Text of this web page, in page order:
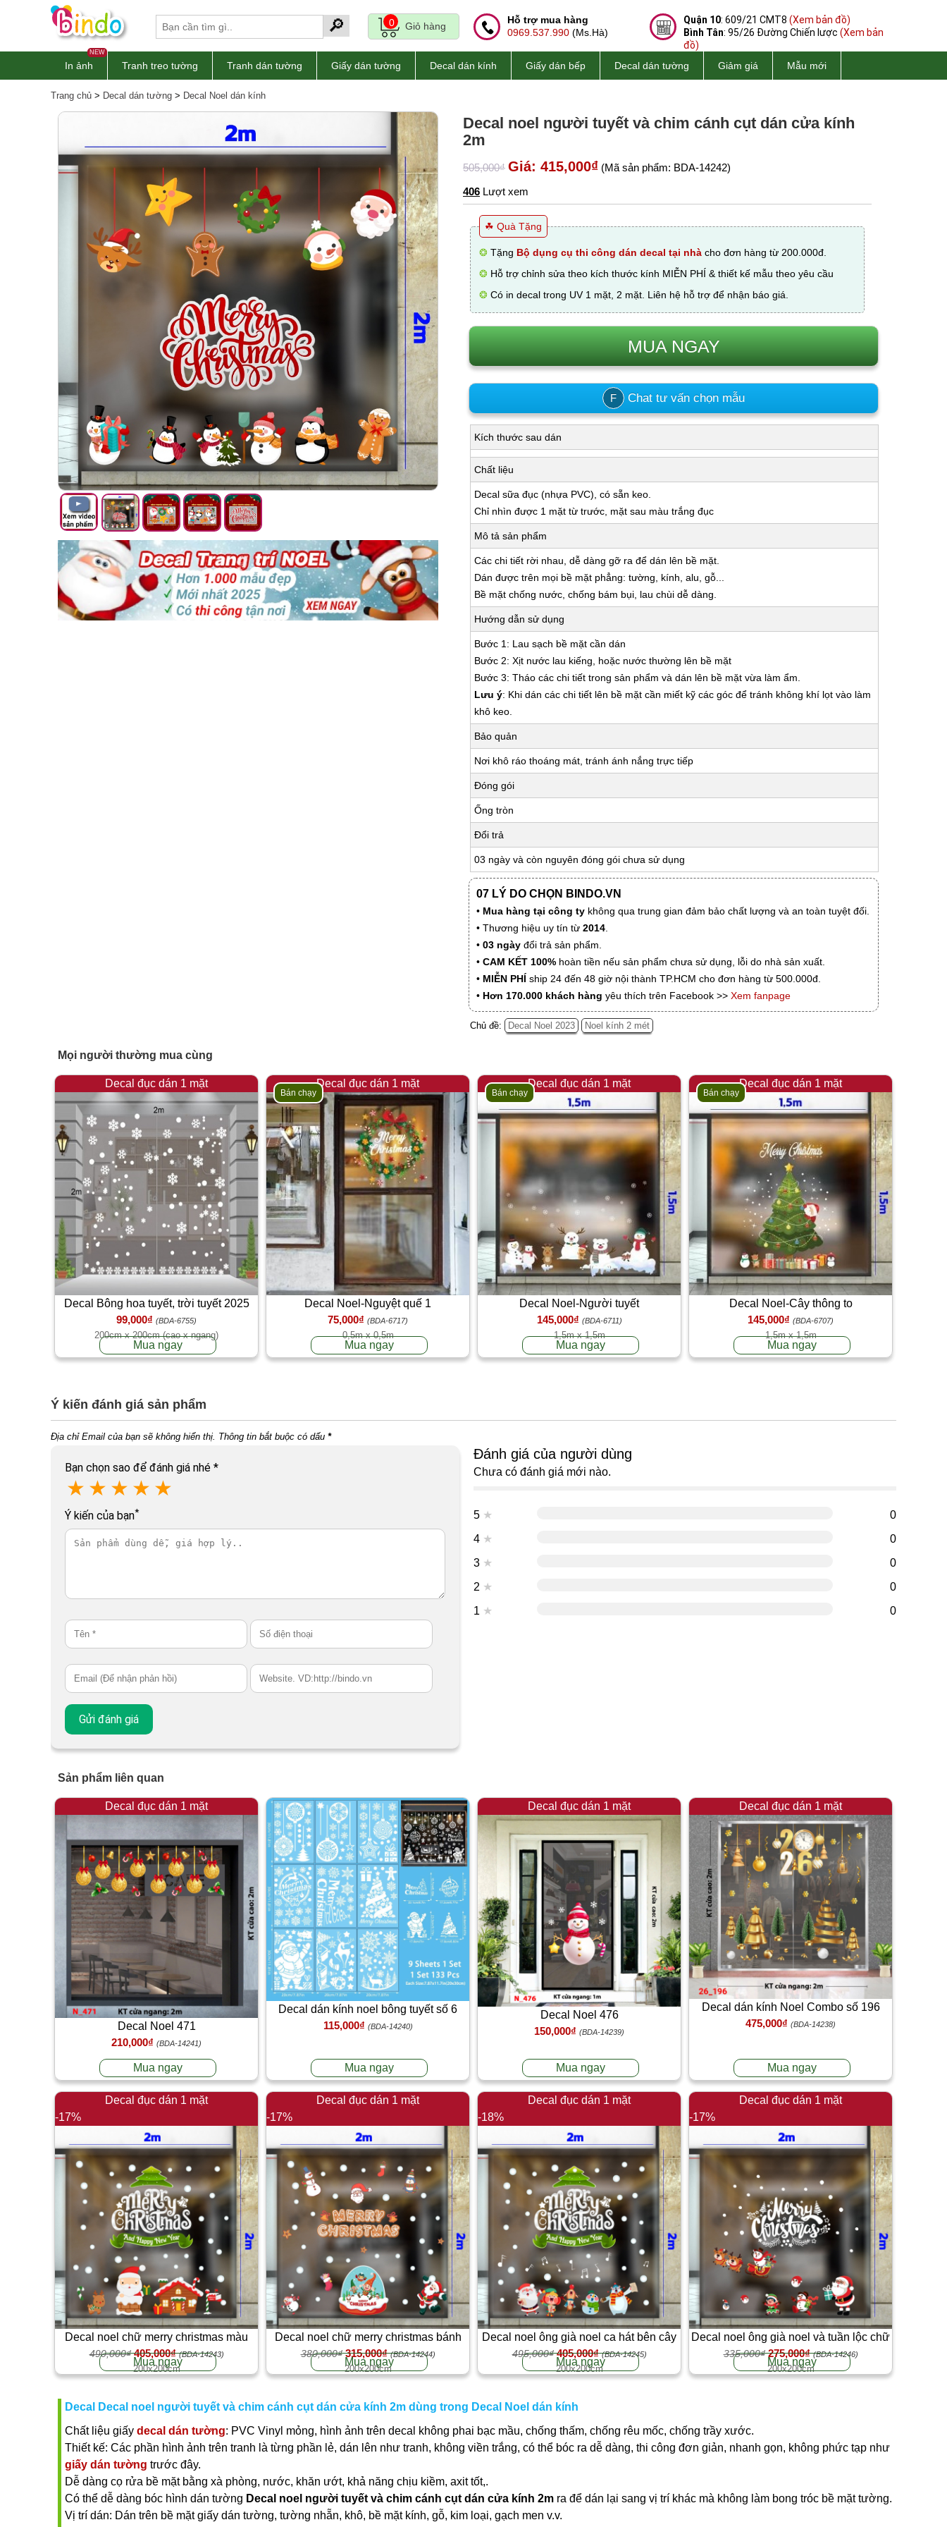
🔎 0 Giỏ hàng
Hỗ trợ mua hàng
0969.537.990 (Ms.Hà)
Quận 10: 609/21 CMT8 (Xem bản đồ)
Bình Tân: 95/26 Đường Chiến lược (Xem bản
đồ)
NEW
In ảnh Tranh treo tường Tranh dán tường Giấy dán tường Decal dán kính Giấy dán bếp Decal dán tường Giảm giá Mẫu mới
Trang chủ > Decal dán tường > Decal Noel dán kính
Decal noel người tuyết và chim cánh cụt dán cửa kính
2m
505,000₫ Giá: 415,000₫ (Mã sản phẩm: BDA-14242)
406 Lượt xem
☘ Quà Tặng
❂ Tặng Bộ dụng cụ thi công dán decal tại nhà cho đơn hàng từ 200.000đ.
❂ Hỗ trợ chỉnh sửa theo kích thước kính MIỄN PHÍ & thiết kế mẫu theo yêu cầu
❂ Có in decal trong UV 1 mặt, 2 mặt. Liên hệ hỗ trợ để nhận báo giá.
MUA NGAY
F Chat tư vấn chọn mẫu
Kích thước sau dán
Chất liệu
Decal sữa đục (nhựa PVC), có sẵn keo.
Chỉ nhìn được 1 mặt từ trước, mặt sau màu trắng đục
Mô tả sản phẩm
Các chi tiết rời nhau, dễ dàng gỡ ra để dán lên bề mặt.
Dán được trên mọi bề mặt phẳng: tường, kính, alu, gỗ...
Bề mặt chống nước, chống bám bụi, lau chùi dễ dàng.
Hướng dẫn sử dụng
Bước 1: Lau sạch bề mặt cần dán
Bước 2: Xịt nước lau kiếng, hoặc nước thường lên bề mặt
Bước 3: Tháo các chi tiết trong sản phẩm và dán lên bề mặt vừa làm ẩm.
Lưu ý: Khi dán các chi tiết lên bề mặt cần miết kỹ các góc để tránh không khí lọt vào làm
khô keo.
Bảo quản
Nơi khô ráo thoáng mát, tránh ánh nắng trực tiếp
Đóng gói
Ống tròn
Đổi trả
03 ngày và còn nguyên đóng gói chưa sử dụng
07 LÝ DO CHỌN BINDO.VN
• Mua hàng tại công ty không qua trung gian đảm bảo chất lượng và an toàn tuyệt đối.
• Thương hiệu uy tín từ 2014
• 03 ngày đổi trả sản phẩm.
• CAM KẾT 100% hoàn tiền nếu sản phẩm chưa sử dụng, lỗi do nhà sản xuất.
• MIỄN PHÍ ship 24 đến 48 giờ nội thành TP.HCM cho đơn hàng từ 500.000đ.
• Hơn 170.000 khách hàng yêu thích trên Facebook >> Xem fanpage
Chủ đề: Decal Noel 2023 Noel kính 2 mét
Mọi người thường mua cùng
Decal đục dán 1 mặt
Decal Bông hoa tuyết, trời tuyết 2025
99,000₫ (BDA-6755)
200cm x 200cm (cao x ngang)
Mua ngay
Decal đục dán 1 mặt
Bán chạy
Decal Noel-Nguyệt quế 1
75,000₫ (BDA-6717)
0,5m x 0,5m
Mua ngay
Decal đục dán 1 mặt
Bán chạy
Decal Noel-Người tuyết
145,000₫ (BDA-6711)
1,5m x 1,5m
Mua ngay
Decal đục dán 1 mặt
Bán chạy
Decal Noel-Cây thông to
145,000₫ (BDA-6707)
1,5m x 1,5m
Mua ngay
Ý kiến đánh giá sản phẩm
Địa chỉ Email của bạn sẽ không hiển thị. Thông tin bắt buộc có dấu *
Bạn chọn sao để đánh giá nhé *
★ ★ ★ ★ ★
Ý kiến của bạn*
Đánh giá của người dùng
Chưa có đánh giá mới nào.
5 ★
0
4 ★
0
3 ★
0
2 ★
0
1 ★ 0
Sản phẩm liên quan
Decal đục dán 1 mặt
Decal Noel 471
210,000₫ (BDA-14241)
Mua ngay
Decal dán kính noel bông tuyết số 6
115,000₫ (BDA-14240)
Mua ngay
Decal đục dán 1 mặt
Decal Noel 476
150,000₫ (BDA-14239)
Mua ngay
Decal đục dán 1 mặt
Decal dán kính Noel Combo số 196
475,000₫ (BDA-14238)
Mua ngay
Decal đục dán 1 mặt
-17%
Decal noel chữ merry christmas màu
trắng cây thông xanh dán kính 2m
490,000₫ 405,000₫ (BDA-14243)
200x200cm
Mua ngay
Decal đục dán 1 mặt
-17%
Decal noel chữ merry christmas bánh
quy và ông già dán kính 2m
380,000₫ 315,000₫ (BDA-14244)
200x200cm
Mua ngay
Decal đục dán 1 mặt
-18%
Decal noel ông già noel ca hát bên cây
thông xanh dán kính 2m
495,000₫ 405,000₫ (BDA-14245)
200x200cm
Mua ngay
Decal đục dán 1 mặt
-17%
Decal noel ông già noel và tuần lộc chữ
merry christmas trắng dán kính 2m
335,000₫ 275,000₫ (BDA-14246)
200x200cm
Mua ngay
Decal Decal noel người tuyết và chim cánh cụt dán cửa kính 2m dùng trong Decal Noel dán kính
Chất liệu giấy decal dán tường: PVC Vinyl mỏng, hình ảnh trên decal không phai bạc mầu, chống thấm, chống rêu mốc, chống trầy xước.
Thiết kế: Các phần hình ảnh trên tranh là từng phần lẻ, dán lên như tranh, không viền trắng, có thể bóc ra dễ dàng, thi công đơn giản, nhanh gọn, không phức tạp như
giấy dán tường trước đây.
Dễ dàng cọ rửa bề mặt bằng xà phòng, nước, khăn ướt, khả năng chịu kiềm, axit tốt,.
Có thể dễ dàng bóc hình dán tường Decal noel người tuyết và chim cánh cụt dán cửa kính 2m ra để dán lại sang vị trí khác mà không làm bong tróc bề mặt tường.
Vị trí dán: Dán trên bề mặt giấy dán tường, tường nhẵn, khô, bề mặt kính, gỗ, kim loại, gạch men v.v.